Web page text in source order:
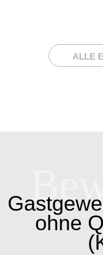
ALLE
ohne